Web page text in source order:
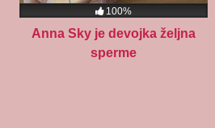
100%
Anna Sky je devojka željna
sperme